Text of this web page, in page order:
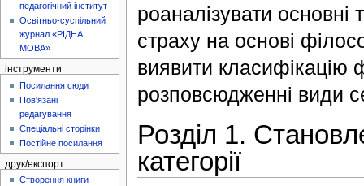
роаналізувати
страху на основі
виявити класифікацію
розповсюдженні види
Розділ 1.
категорії
педагогічний інститут
Освітньо-суспільний
журнал «РІДНА
МОВА»
інструменти
Посилання сюди
Пов'язані
редагування
Спеціальні сторінки
Постійне посилання
друк/експорт
Створення книги